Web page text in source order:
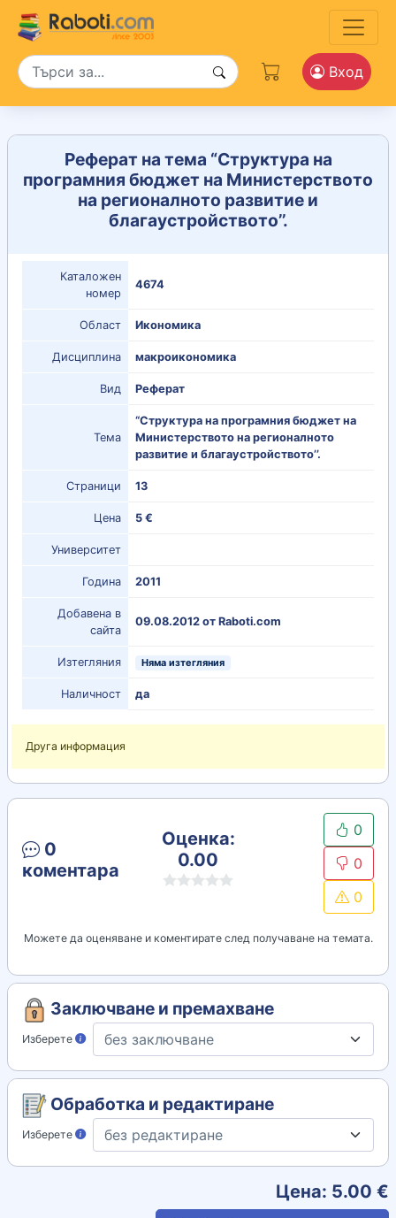
Вход
Реферат на тема “Структура на
програмния бюджет на Министерството
на регионалното развитие и
благаустройството’’.
Каталожен
номер
4674
Област Икономика
Дисциплина макроикономика
Вид Реферат
Тема
“Структура на програмния бюджет на
Министерството на регионалното
развитие и благаустройството’’.
Страници 13
Цена 5 €
Университет
Година 2011
Добавена в
сайта
09.08.2012 от Raboti.com
Изтегляния Няма изтегляния
Наличност да
Друга информация
0
коментара
Оценка:
0.00
0
0
0
Можете да оценяване и коментирате след получаване на темата.
Заключване и премахване
Изберете
Обработка и редактиране
Изберете
Цена: 5.00 €